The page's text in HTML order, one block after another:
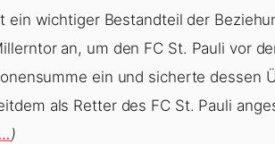
ein wichtiger Bestandteil der
an, um den FC St. Pauli vor
ein und sicherte dessen
als Retter des FC St. Pauli
)